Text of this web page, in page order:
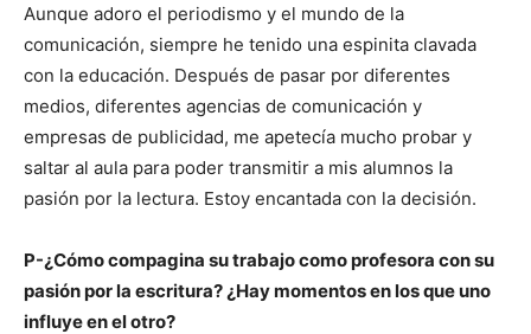
Aunque adoro el periodismo y el mundo de la
comunicación, siempre he tenido una espinita clavada
con la educación. Después de pasar por diferentes
medios, diferentes agencias de comunicación y
empresas de publicidad, me apetecía mucho probar y
saltar al aula para poder transmitir a mis alumnos la
pasión por la lectura. Estoy encantada con la decisión.
P-¿Cómo compagina su trabajo como profesora con su
pasión por la escritura? ¿Hay momentos en los que uno
influye en el otro?